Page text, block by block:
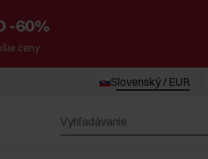
-60%
ceny
Slovenský / EUR